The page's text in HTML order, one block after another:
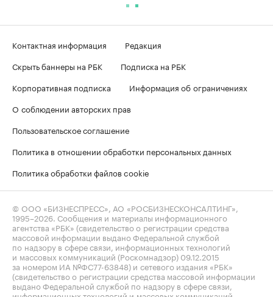
Контактная информация
Редакция
Скрыть баннеры на РБК
Подписка на РБК
Корпоративная подписка
Информация об ограничениях
О соблюдении авторских прав
Пользовательское соглашение
Политика в отношении обработки персональных данных
Политика обработки файлов cookie
© ООО «БИЗНЕСПРЕСС», АО «РОСБИЗНЕСКОНСАЛТИНГ»,
1995–2026. Сообщения и материалы информационного
агентства «РБК» (свидетельство о регистрации средства
массовой информации выдано Федеральной службой
по надзору в сфере связи, информационных технологий
и массовых коммуникаций (Роскомнадзор) 09.12.2015
за номером ИА №ФС77-63848) и сетевого издания «РБК»
(свидетельство о регистрации средства массовой информации
выдано Федеральной службой по надзору в сфере связи,